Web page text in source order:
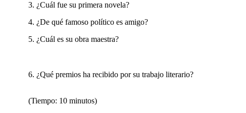
3. ¿Cuál fue su primera novela?
4. ¿De qué famoso político es amigo?
5. ¿Cuál es su obra maestra?
6. ¿Qué premios ha recibido por su trabajo literario?
(Tiempo: 10 minutos)